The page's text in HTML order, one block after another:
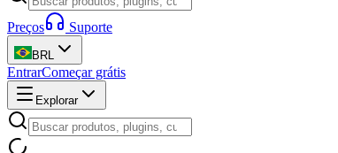
Preços Suporte
BRL
EntrarComeçar grátis
Explorar